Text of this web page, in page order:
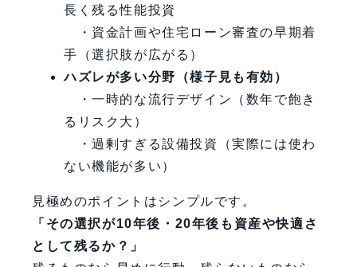
長く残る性能投資
・資金計画や住宅ローン審査の早期着
手（選択肢が広がる）
ハズレが多い分野（様子見も有効）
・一時的な流行デザイン（数年で飽き
るリスク大）
・過剰すぎる設備投資（実際には使わ
ない機能が多い）
見極めのポイントはシンプルです。
「その選択が10年後・20年後も資産や快適さ
として残るか？」